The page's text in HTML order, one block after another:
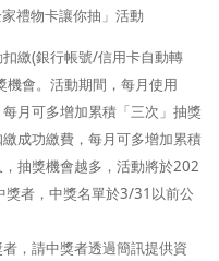
禮物卡讓你抽 」 活動
繳(銀行帳號/信用卡自動轉
機會。活動期間，每月使用
月可多增加累積「三次」抽獎
成功繳費，每月可多增加累積
抽獎機會越多 ， 活動將於202
者， 中獎名單於3/31以前公
，請中獎者透過簡訊提供資